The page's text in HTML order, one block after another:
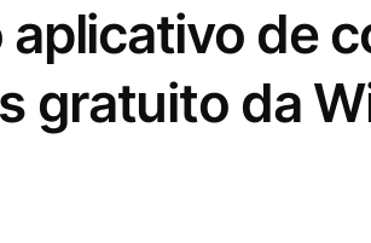
aplicativo de
gratuito da